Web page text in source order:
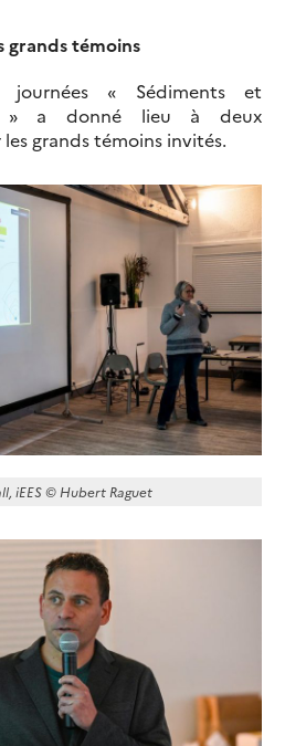
grands témoins
« Sédiments et
» a donné lieu à deux
grands témoins invités.
iEES © Hubert Raguet